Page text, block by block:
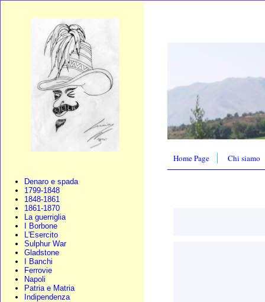
Denaro e spada
1799-1848
1848-1861
1861-1870
La guerriglia
I Borbone
L'Esercito
Sulphur War
Gladstone
I Banchi
Ferrovie
Napoli
Patria e Matria
Indipendenza
Home Page Chi siamo